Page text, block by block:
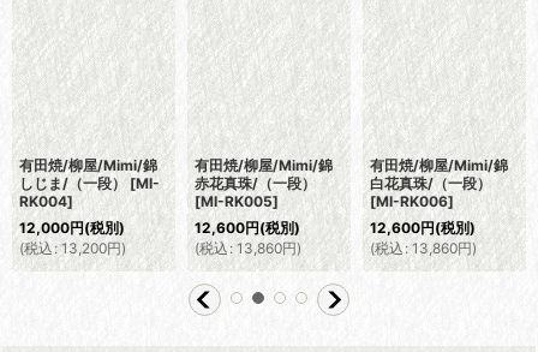
有田焼/柳屋/Mimi/錦
しじま/（一段） [MI-
RK004]
12,000円(税別)
(税込 : 13,200円)
有田焼/柳屋/Mimi/錦
赤花真珠/（一段）
[MI-RK005]
12,600円(税別)
(税込 : 13,860円)
有田焼/柳屋/Mimi/錦
白花真珠/（一段）
[MI-RK006]
12,600円(税別)
(税込 : 13,860円)